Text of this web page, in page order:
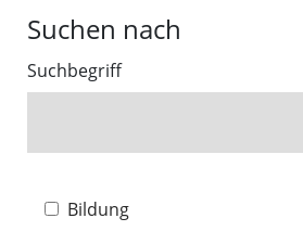
Suchen nach
Suchbegriff
Bildung